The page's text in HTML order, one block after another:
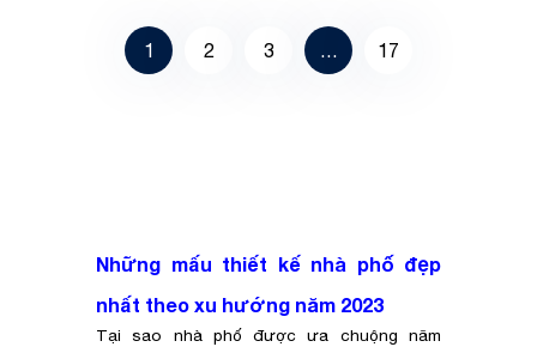
1 2 3 … 17
Những mấu thiết kế nhà phố đẹp
nhất theo xu hướng năm 2023
Tại sao nhà phố được ưa chuộng năm